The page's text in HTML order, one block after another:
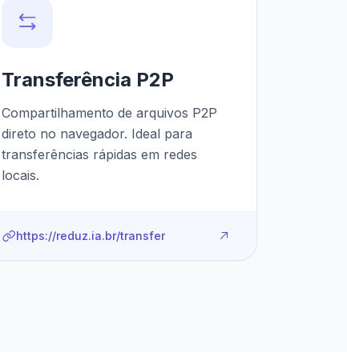
Transferência P2P
Compartilhamento de arquivos P2P
direto no navegador. Ideal para
transferências rápidas em redes
locais.
https://reduz.ia.br/transfer